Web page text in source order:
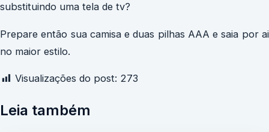
substituindo uma tela de tv?
Prepare então sua camisa e duas pilhas AAA e saia por ai
no maior estilo.
Visualizações do post: 273
Leia também